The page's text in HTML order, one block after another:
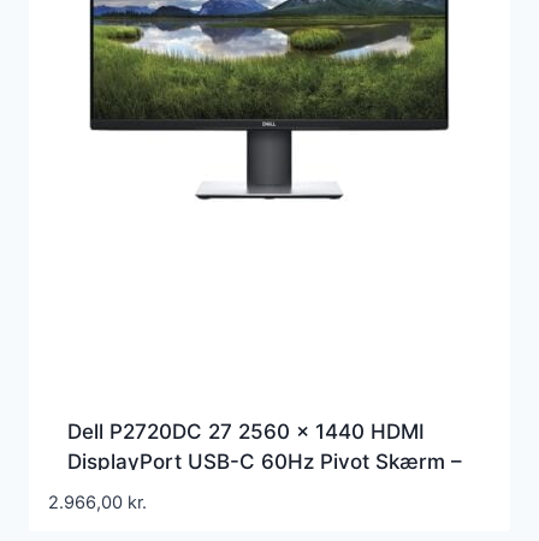
Dell P2720DC 27 2560 x 1440 HDMI
DisplayPort USB-C 60Hz Pivot Skærm –
210-AUJS
2.966,00 kr.